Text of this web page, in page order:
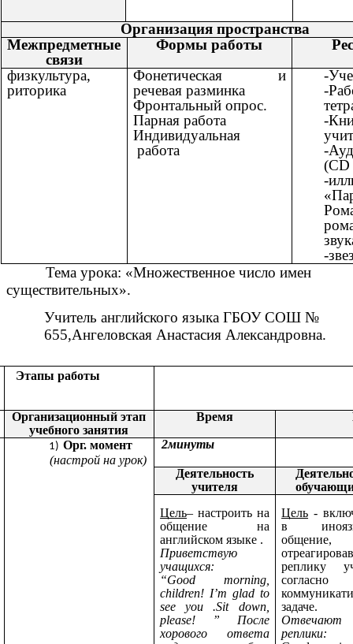
Организация пространства
Межпредметные
связи
Формы работы
физкультура,
риторика
Фонетическая и
речевая разминка
Фронтальный опрос.
Парная работа
Индивидуальная
работа
-
-
-
-
-
-
Тема урока: «Множественное число имен
существительных».
Учитель английского языка ГБОУ СОШ №
655,Ангеловская Анастасия Александровна.
Этапы работы
Организационный этап
учебного занятия
Время
Орг. момент
(настрой на урок)
2минуты
Деятельность
учителя
Цель– настроить на
общение на
английском языке .
Приветствую
учащихся:
“Good morning,
children! I’m glad to
see you .Sit down,
please! ” После
хорового ответа
Цель -
в
общение,
реплику
согласно
задаче.
реплики: